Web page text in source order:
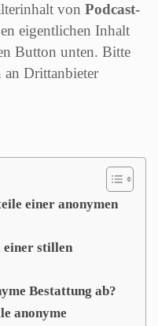
von Podcast-
eigentlichen Inhalt
Button unten. Bitte
an Drittanbieter
und Inhalte
einer anonymen
einer stillen
Bestattung ab?
anonyme